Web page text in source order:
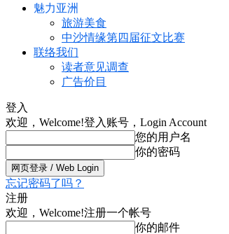
魅力亚洲
旅游美食
中沙情缘第四届征文比赛
联络我们
读者意见调查
广告价目
登入
欢迎，Welcome!登入账号，Login Account
您的用户名
你的密码
忘记密码了吗？
注册
欢迎，Welcome!注册一个帐号
你的邮件